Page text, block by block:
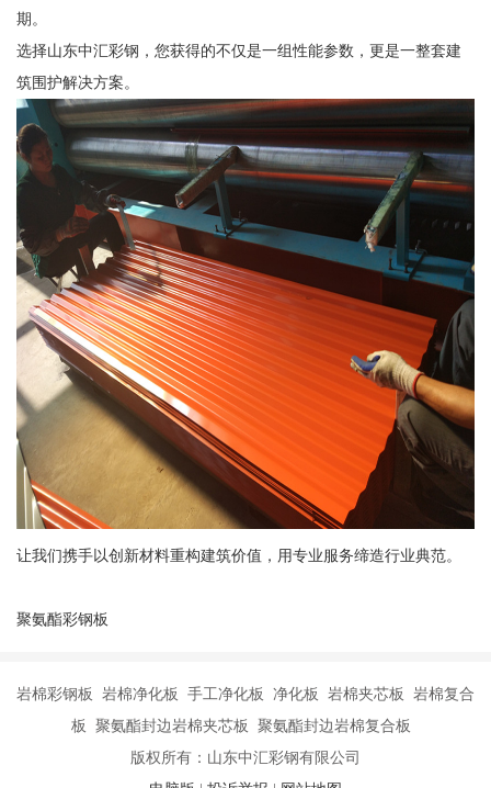
期。
选择山东中汇彩钢，您获得的不仅是一组性能参数，更是一整套建
筑围护解决方案。
让我们携手以创新材料重构建筑价值，用专业服务缔造行业典范。
聚氨酯彩钢板
岩棉彩钢板 岩棉净化板 手工净化板 净化板 岩棉夹芯板 岩棉复合
板 聚氨酯封边岩棉夹芯板 聚氨酯封边岩棉复合板
版权所有：山东中汇彩钢有限公司